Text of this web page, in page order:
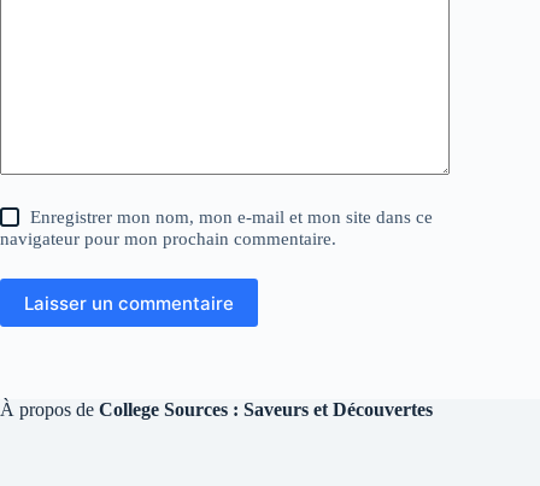
Enregistrer mon nom, mon e-mail et mon site dans ce
navigateur pour mon prochain commentaire.
Laisser un commentaire
À propos de College Sources : Saveurs et Découvertes